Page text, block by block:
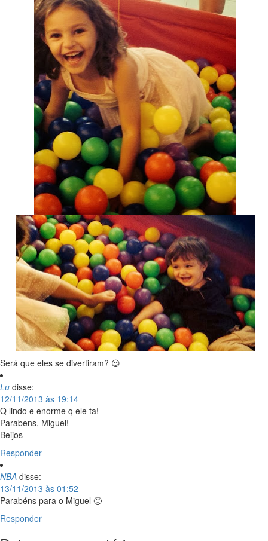
Será que eles se divertiram? 😉
Lu disse:
12/11/2013 às 19:14
Q lindo e enorme q ele ta!
Parabens, Miguel!
Beijos
Responder
NBA disse:
13/11/2013 às 01:52
Parabéns para o Miguel 🙂
Responder